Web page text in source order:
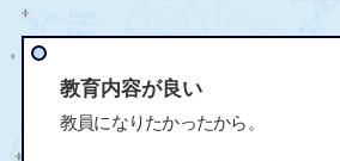
教育内容が良い
教員になりたかったから。